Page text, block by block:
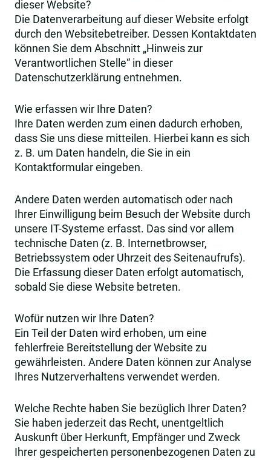
dieser Website?
Die Datenverarbeitung auf dieser Website erfolgt
durch den Websitebetreiber. Dessen Kontaktdaten
können Sie dem Abschnitt „Hinweis zur
Verantwortlichen Stelle“ in dieser
Datenschutzerklärung entnehmen.
Wie erfassen wir Ihre Daten?
Ihre Daten werden zum einen dadurch erhoben,
dass Sie uns diese mitteilen. Hierbei kann es sich
z. B. um Daten handeln, die Sie in ein
Kontaktformular eingeben.
Andere Daten werden automatisch oder nach
Ihrer Einwilligung beim Besuch der Website durch
unsere IT-Systeme erfasst. Das sind vor allem
technische Daten (z. B. Internetbrowser,
Betriebssystem oder Uhrzeit des Seitenaufrufs).
Die Erfassung dieser Daten erfolgt automatisch,
sobald Sie diese Website betreten.
Wofür nutzen wir Ihre Daten?
Ein Teil der Daten wird erhoben, um eine
fehlerfreie Bereitstellung der Website zu
gewährleisten. Andere Daten können zur Analyse
Ihres Nutzerverhaltens verwendet werden.
Welche Rechte haben Sie bezüglich Ihrer Daten?
Sie haben jederzeit das Recht, unentgeltlich
Auskunft über Herkunft, Empfänger und Zweck
Ihrer gespeicherten personenbezogenen Daten zu